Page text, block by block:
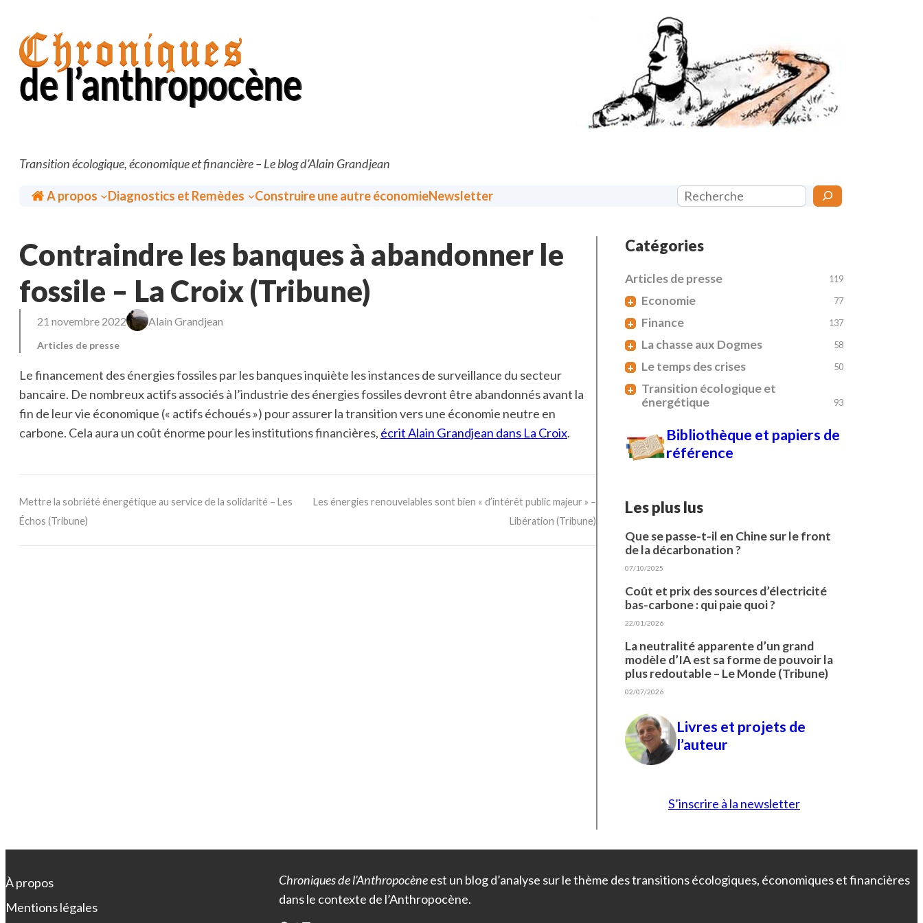
contenu
Transition écologique, économique et financière – Le blog d’Alain Grandjean
Accueil
A propos Diagnostics et Remèdes Construire une autre économieNewsletter Rechercher
Contraindre les banques à abandonner le
fossile – La Croix (Tribune)
21 novembre 2022 Alain Grandjean
Articles de presse
Le financement des énergies fossiles par les banques inquiète les instances de surveillance du secteur
bancaire. De nombreux actifs associés à l’industrie des énergies fossiles devront être abandonnés avant la
fin de leur vie économique (« actifs échoués ») pour assurer la transition vers une économie neutre en
carbone. Cela aura un coût énorme pour les institutions financières, écrit Alain Grandjean dans La Croix.
Mettre la sobriété énergétique au service de la solidarité – Les
Échos (Tribune)
Les énergies renouvelables sont bien « d’intérêt public majeur » –
Libération (Tribune)
Catégories
Articles de presse 119
+ Economie 77
+ Finance 137
+ La chasse aux Dogmes 58
+ Le temps des crises 50
+
Transition écologique et
énergétique
93
Bibliothèque et papiers de
référence
Les plus lus
Que se passe-t-il en Chine sur le front
de la décarbonation ?
07/10/2025
Coût et prix des sources d’électricité
bas-carbone : qui paie quoi ?
22/01/2026
La neutralité apparente d’un grand
modèle d’IA est sa forme de pouvoir la
plus redoutable – Le Monde (Tribune)
02/07/2026
Livres et projets de
l’auteur
S’inscrire à la newsletter
À propos
Mentions légales
Chroniques de l’Anthropocèneest un blog d’analyse sur le thème des transitions écologiques, économiques et financières
dans le contexte de l’Anthropocène.